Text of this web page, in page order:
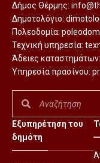
Δήμος Θέρμης:
Δημοτολόγιο:
Πολεοδομία:
Τεχνική υπηρεσία:
Άδειες καταστημάτων:
Υπηρεσία πρασίνου:
Εξυπηρέτηση του
δημότη